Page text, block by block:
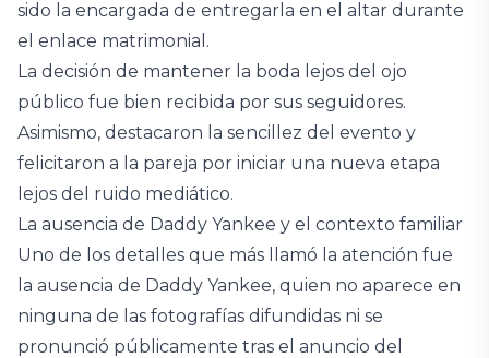
sido la encargada de entregarla en el altar durante
el enlace matrimonial.
La decisión de mantener la boda lejos del ojo
público fue bien recibida por sus seguidores.
Asimismo, destacaron la sencillez del evento y
felicitaron a la pareja por iniciar una nueva etapa
lejos del ruido mediático.
La ausencia de Daddy Yankee y el contexto familiar
Uno de los detalles que más llamó la atención fue
la ausencia de Daddy Yankee, quien no aparece en
ninguna de las fotografías difundidas ni se
pronunció públicamente tras el anuncio del